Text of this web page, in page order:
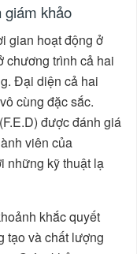
giám khảo
gian hoạt động ở
chương trình cả hai
Đại diện cả hai
cùng đặc sắc.
được đánh giá
viên của
những kỹ thuật lạ
khắc quyết
tạo và chất lượng